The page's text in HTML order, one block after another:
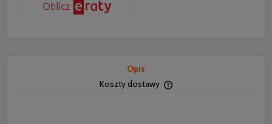
Opis
Koszty dostawy